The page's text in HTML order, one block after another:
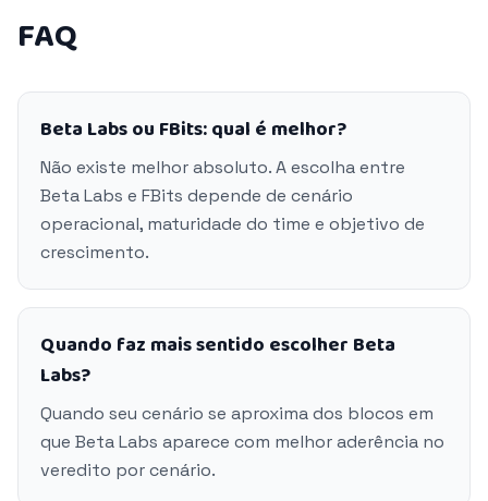
FAQ
Beta Labs ou FBits: qual é melhor?
Não existe melhor absoluto. A escolha entre
Beta Labs e FBits depende de cenário
operacional, maturidade do time e objetivo de
crescimento.
Quando faz mais sentido escolher Beta
Labs?
Quando seu cenário se aproxima dos blocos em
que Beta Labs aparece com melhor aderência no
veredito por cenário.